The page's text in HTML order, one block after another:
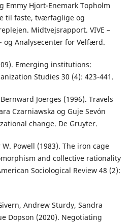
Emmy Hjort-Enemark Topholm
til faste, tværfaglige og
Midtvejsrapport. VIVE –
og Analysecenter for Velfærd.
Emerging institutions:
Studies 30 (4): 423-441.
Joerges (1996). Travels
Czarniawska og Guje Sevón
change. De Gruyter.
Powell (1983). The iron cage
and collective rationality
Sociological Review 48 (2):
Andrew Sturdy, Sandra
Dopson (2020). Negotiating